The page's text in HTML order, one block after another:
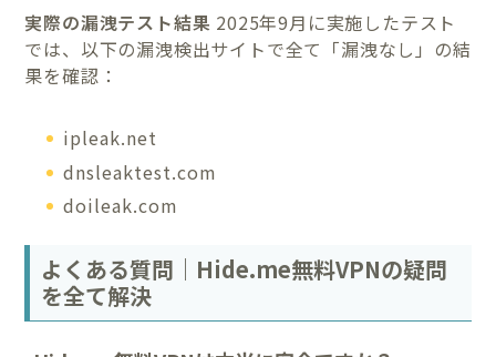
実際の漏洩テスト結果 2025年9月に実施したテスト
では、以下の漏洩検出サイトで全て「漏洩なし」の結
果を確認：
ipleak.net
dnsleaktest.com
doileak.com
よくある質問｜Hide.me無料VPNの疑問
を全て解決